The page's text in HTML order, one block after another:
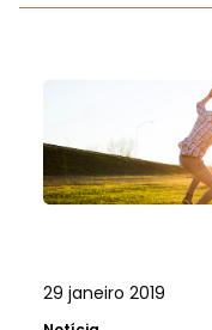
29 janeiro 2019